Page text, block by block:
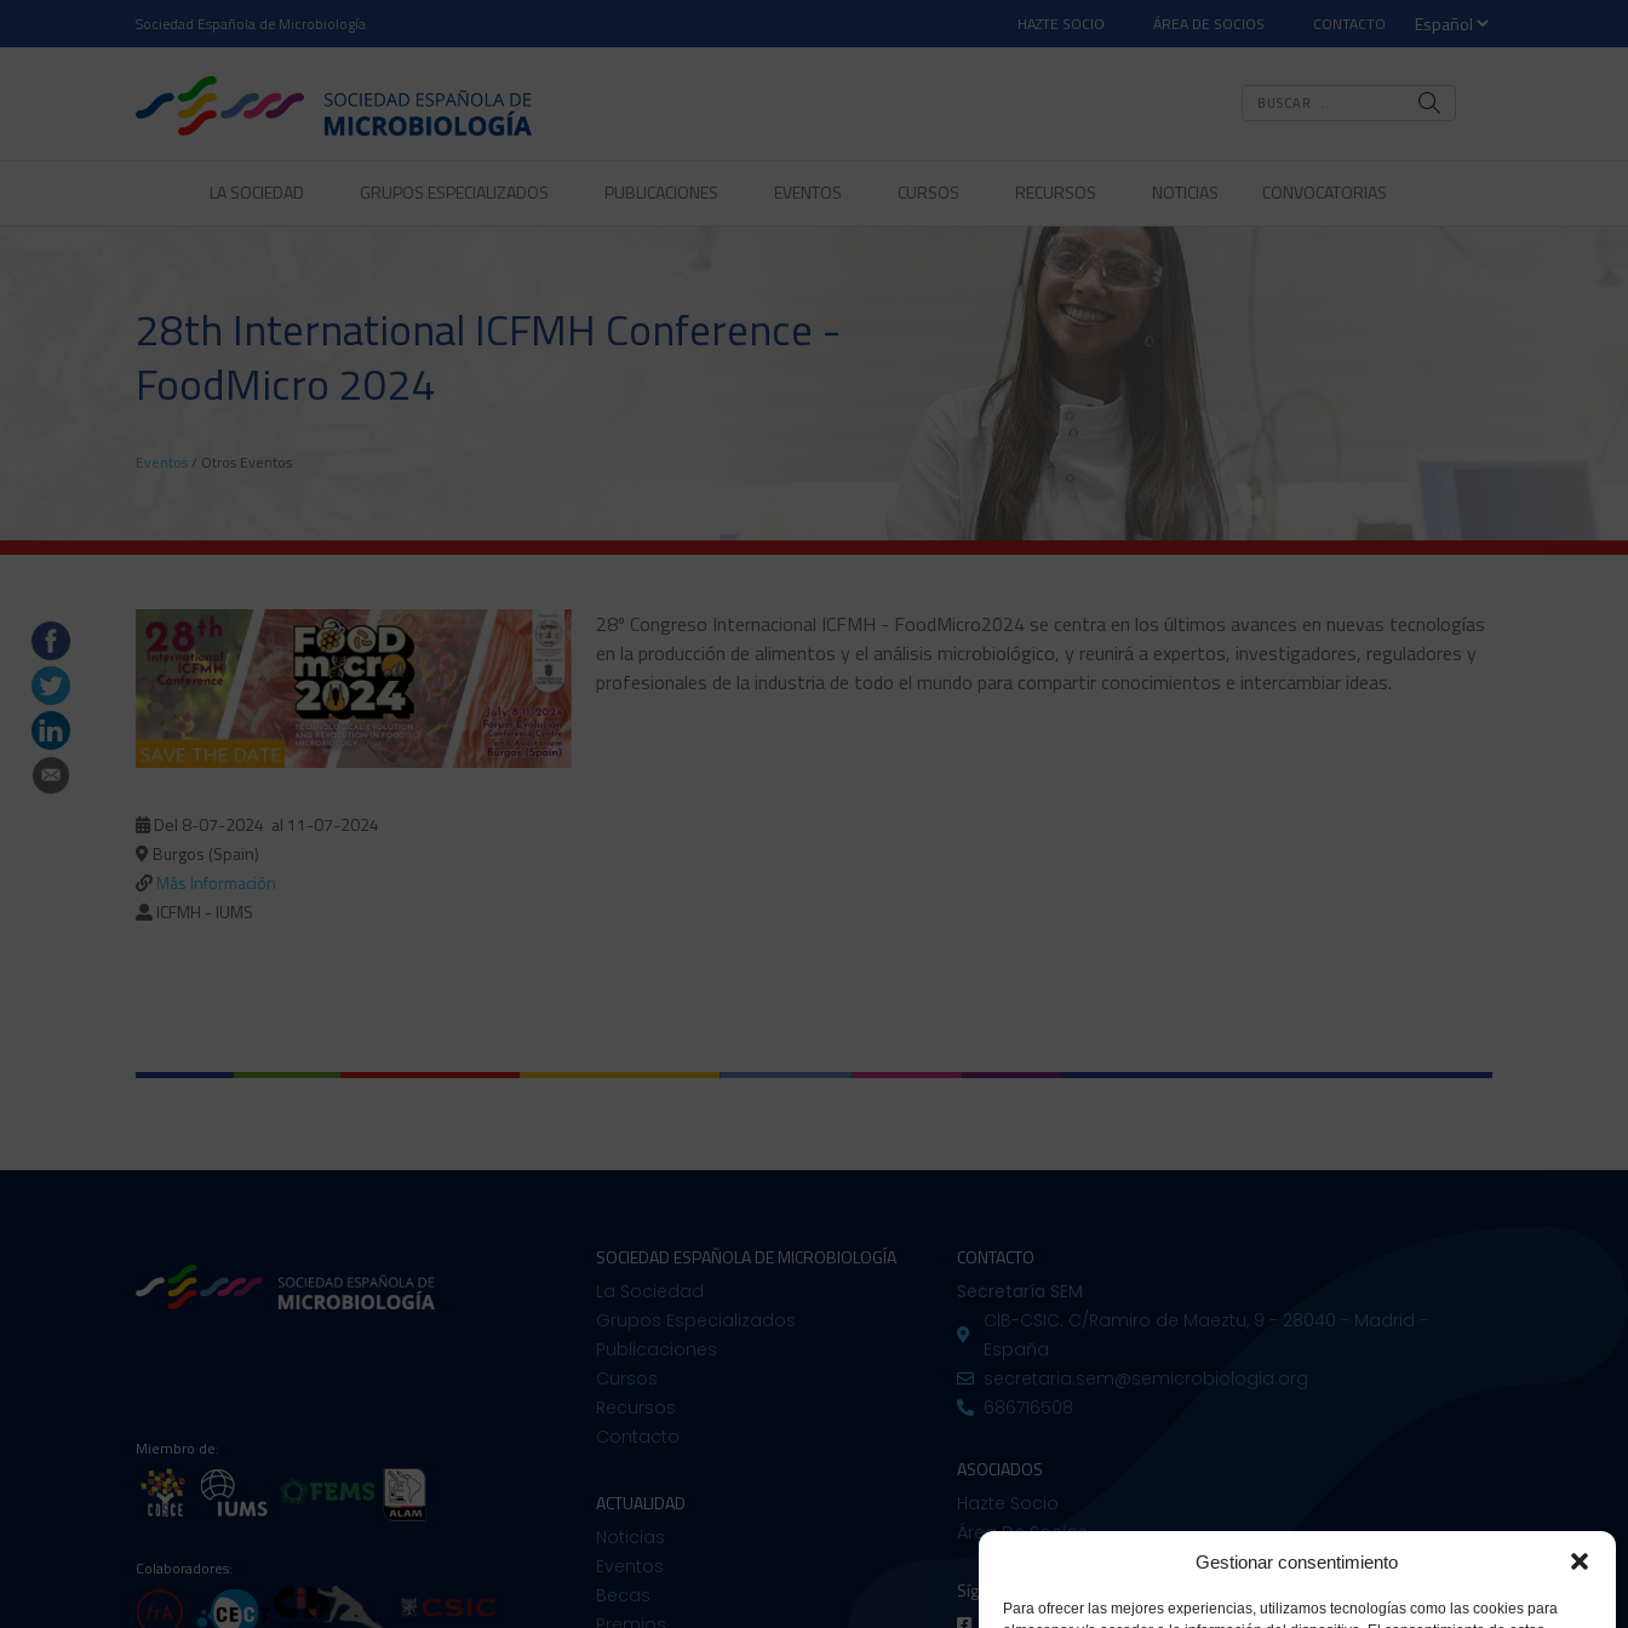
Gestionar consentimiento
Para ofrecer las mejores experiencias, utilizamos tecnologías como las cookies para
Sociedad Española de Microbiología HAZTE SOCIO ÁREA DE SOCIOS CONTACTO
LA SOCIEDAD GRUPOS ESPECIALIZADOS PUBLICACIONES EVENTOS CURSOS RECURSOS NOTICIAS CONVOCATORIAS
28th International ICFMH Conference -
FoodMicro 2024
Eventos / Otros Eventos
Del 8-07-2024 al 11-07-2024
Burgos (Spain)
Más Información
ICFMH - IUMS
28º Congreso Internacional ICFMH - FoodMicro2024 se centra en los últimos avances en nuevas tecnologías
en la producción de alimentos y el análisis microbiológico, y reunirá a expertos, investigadores, reguladores y
profesionales de la industria de todo el mundo para compartir conocimientos e intercambiar ideas.
Miembro de:
Colaboradores:
SOCIEDAD ESPAÑOLA DE MICROBIOLOGÍA
La Sociedad
Grupos Especializados
Publicaciones
Cursos
Recursos
Contacto
ACTUALIDAD
Noticias
Eventos
Becas
CONTACTO
Secretaría SEM
CIB-CSIC. C/Ramiro de Maeztu, 9 - 28040 - Madrid -
España
secretaria.sem@semicrobiologia.org
686716508
ASOCIADOS
Hazte Socio
Área De Socios
Síguenos en: